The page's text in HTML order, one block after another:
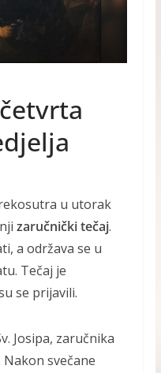
u utorak
zaručnički tečaj.
a održava se u
Tečaj je
se prijavili.
Josipa, zaručnika
Nakon svečane